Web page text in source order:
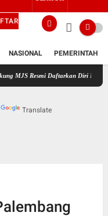
NASIONAL PEMERINTAH
Daftarkan Diri Maju Sebagai
Translate